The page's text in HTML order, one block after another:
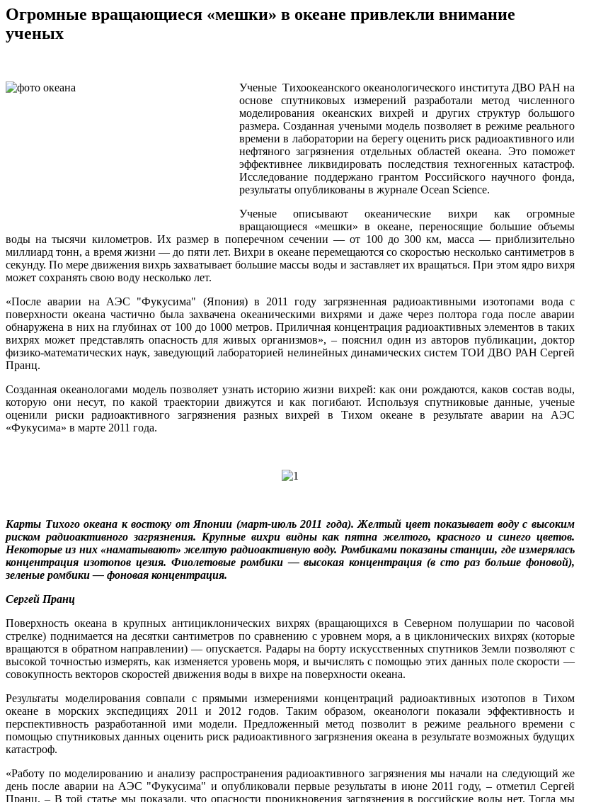
Огромные вращающиеся «мешки» в океане привлекли внимание
ученых
Ученые Тихоокеанского океанологического института ДВО РАН на
основе спутниковых измерений разработали метод численного
моделирования океанских вихрей и других структур большого
размера. Созданная учеными модель позволяет в режиме реального
времени в лаборатории на берегу оценить риск радиоактивного или
нефтяного загрязнения отдельных областей океана. Это поможет
эффективнее ликвидировать последствия техногенных катастроф.
Исследование поддержано грантом Российского научного фонда,
результаты опубликованы в журнале Ocean Science.
Ученые описывают океанические вихри как огромные
вращающиеся «мешки» в океане, переносящие большие объемы
воды на тысячи километров. Их размер в поперечном сечении — от 100 до 300 км, масса — приблизительно
миллиард тонн, а время жизни — до пяти лет. Вихри в океане перемещаются со скоростью несколько сантиметров в
секунду. По мере движения вихрь захватывает большие массы воды и заставляет их вращаться. При этом ядро вихря
может сохранять свою воду несколько лет.
«После аварии на АЭС "Фукусима" (Япония) в 2011 году загрязненная радиоактивными изотопами вода с
поверхности океана частично была захвачена океаническими вихрями и даже через полтора года после аварии
обнаружена в них на глубинах от 100 до 1000 метров. Приличная концентрация радиоактивных элементов в таких
вихрях может представлять опасность для живых организмов», ‒ пояснил один из авторов публикации, доктор
физико-математических наук, заведующий лабораторией нелинейных динамических систем ТОИ ДВО РАН Сергей
Пранц.
Созданная океанологами модель позволяет узнать историю жизни вихрей: как они рождаются, каков состав воды,
которую они несут, по какой траектории движутся и как погибают. Используя спутниковые данные, ученые
оценили риски радиоактивного загрязнения разных вихрей в Тихом океане в результате аварии на АЭС
«Фукусима» в марте 2011 года.
Карты Тихого океана к востоку от Японии (март-июль 2011 года). Желтый цвет показывает воду с высоким
риском радиоактивного загрязнения. Крупные вихри видны как пятна желтого, красного и синего цветов.
Некоторые из них «наматывают» желтую радиоактивную воду. Ромбиками показаны станции, где измерялась
концентрация изотопов цезия. Фиолетовые ромбики — высокая концентрация (в сто раз больше фоновой),
зеленые ромбики — фоновая концентрация.
Сергей Пранц
Поверхность океана в крупных антициклонических вихрях (вращающихся в Северном полушарии по часовой
стрелке) поднимается на десятки сантиметров по сравнению с уровнем моря, а в циклонических вихрях (которые
вращаются в обратном направлении) — опускается. Радары на борту искусственных спутников Земли позволяют с
высокой точностью измерять, как изменяется уровень моря, и вычислять с помощью этих данных поле скорости —
совокупность векторов скоростей движения воды в вихре на поверхности океана.
Результаты моделирования совпали с прямыми измерениями концентраций радиоактивных изотопов в Тихом
океане в морских экспедициях 2011 и 2012 годов. Таким образом, океанологи показали эффективность и
перспективность разработанной ими модели. Предложенный метод позволит в режиме реального времени с
помощью спутниковых данных оценить риск радиоактивного загрязнения океана в результате возможных будущих
катастроф.
«Работу по моделированию и анализу распространения радиоактивного загрязнения мы начали на следующий же
день после аварии на АЭС "Фукусима" и опубликовали первые результаты в июне 2011 году, ‒ отметил Сергей
Пранц. ‒ В той статье мы показали, что опасности проникновения загрязнения в российские воды нет. Тогда мы